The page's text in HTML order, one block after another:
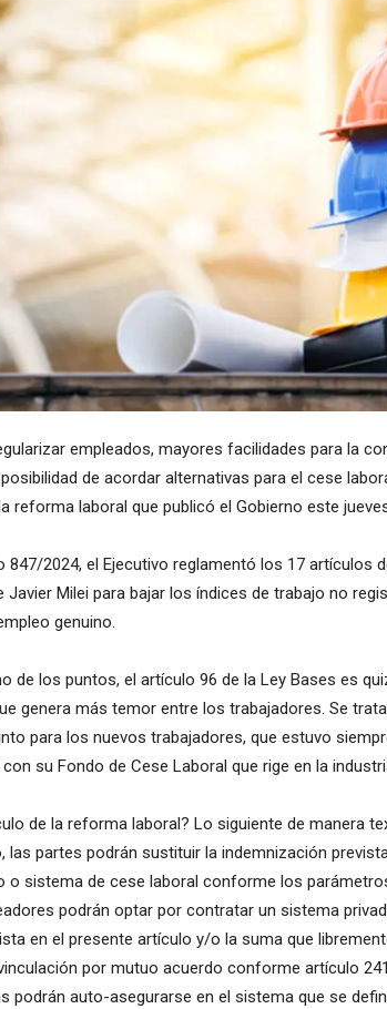
empleados, mayores facilidades para la
de acordar alternativas para el cese
reforma laboral que publicó el Gobierno este
847/2024, el Ejecutivo reglamentó los 17 artículos
Javier Milei para bajar los índices de trabajo no
genuino.
de los puntos, el artículo 96 de la Ley Bases es
genera más temor entre los trabajadores. Se
para los nuevos trabajadores, que estuvo
con su Fondo de Cese Laboral que rige en la
de la reforma laboral? Lo siguiente de manera
las partes podrán sustituir la indemnización
o sistema de cese laboral conforme los
podrán optar por contratar un sistema
en el presente artículo y/o la suma que
por mutuo acuerdo conforme artículo
podrán auto-asegurarse en el sistema que se